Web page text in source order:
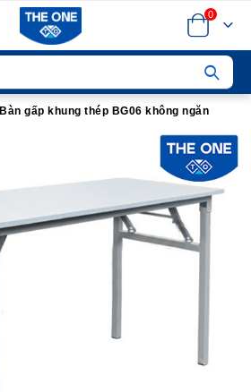
0
Bàn gấp khung thép BG06 không ngăn